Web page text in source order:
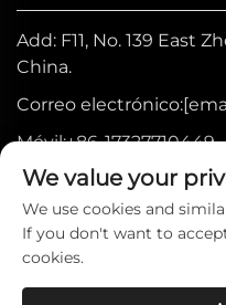
Add: F11, No. 139 East
China.
Correo electrónico:
Móvil:+86-17327710449
Tel:+86-025-84573776
Derechos de
Home
We value your
We use cookies and
If you don't want to
cookies.